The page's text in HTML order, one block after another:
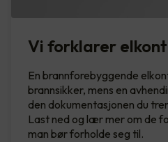
Vi forklarer
En brannforebyggende
brannsikker, mens en
den dokumentasjonen du
Last ned og lær mer om de
man bør forholde seg til.